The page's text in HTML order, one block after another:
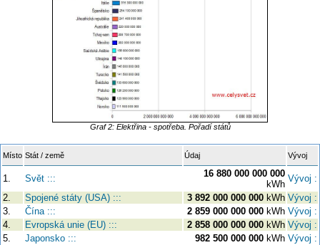
Graf 2: Elektřina - spotřeba. Pořadí států
Místo Stát / země Údaj Vývoj
1. Svět :::
16 880 000 000 000
kWh
Vývoj :
2.
Spojené státy (USA) ::: 3 892 000 000 000 kWh Vývoj :
3.
Čína ::: 2 859 000 000 000 kWh Vývoj :
4.
Evropská unie (EU) ::: 2 858 000 000 000 kWh Vývoj :
5.
Japonsko ::: 982 500 000 000 kWh Vývoj :